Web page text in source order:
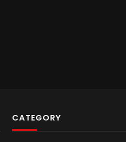
CATEGORY